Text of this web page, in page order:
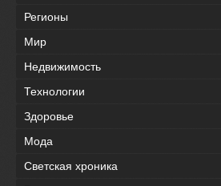
Регионы
Мир
Недвижимость
Технологии
Здоровье
Мода
Светская хроника